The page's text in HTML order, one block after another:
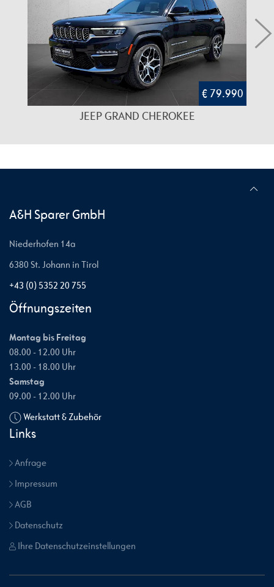
€ 79.990
JEEP GRAND CHEROKEE
A&H Sparer GmbH
Niederhofen 14a
6380 St. Johann in Tirol
+43 (0) 5352 20 755
Öffnungszeiten
Montag bis Freitag
08.00 - 12.00 Uhr
13.00 - 18.00 Uhr
Samstag
09.00 - 12.00 Uhr
Werkstatt & Zubehör
Links
Anfrage
Impressum
AGB
Datenschutz
Ihre Datenschutzeinstellungen